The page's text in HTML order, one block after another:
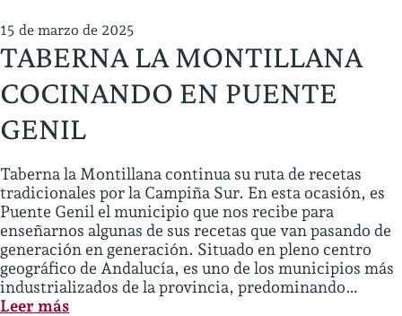
GENIL
EN
TABERNA
LA
MONTILLANA
15 de marzo de 2025
TABERNA LA MONTILLANA
COCINANDO EN PUENTE
GENIL
Taberna la Montillana continua su ruta de recetas
tradicionales por la Campiña Sur. En esta ocasión, es
Puente Genil el municipio que nos recibe para
enseñarnos algunas de sus recetas que van pasando de
generación en generación. Situado en pleno centro
geográfico de Andalucía, es uno de los municipios más
industrializados de la provincia, predominando…
Leer más: